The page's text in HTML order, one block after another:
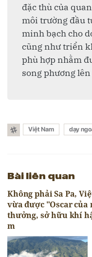
đặc thù của
môi trường đầu
minh bạch cho
cũng như triển
phù hợp nhằm
song phương
Việt Nam dạy
Bài liên quan
Không phải Sa Pa,
vừa được "Oscar của
thưởng, sở hữu khí
m